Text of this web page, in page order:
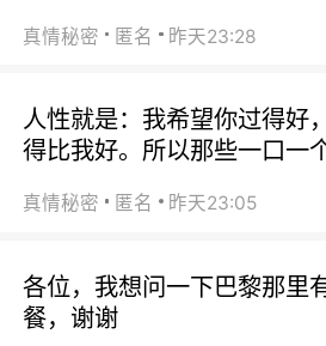
真情秘密 匿名 昨天23:28
人性就是：我希望你过得好
得比我好。所以那些一口一
真情秘密 匿名 昨天23:05
各位，我想问一下巴黎那里
餐，谢谢